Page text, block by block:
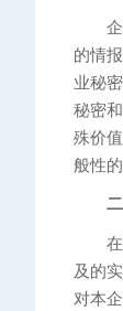
企业
的情
业秘
秘密
殊价
般性
在
及的
对本